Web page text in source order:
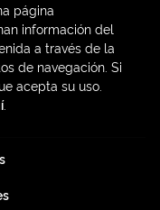
Reservados |
página
información del
a través de la
de navegación. Si
acepta su uso.
.